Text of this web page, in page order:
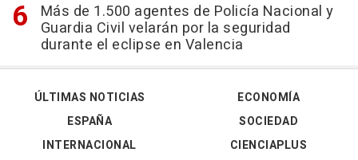
Más de 1.500 agentes de Policía Nacional y
Guardia Civil velarán por la seguridad
durante el eclipse en Valencia
ÚLTIMAS NOTICIAS
ESPAÑA
INTERNACIONAL
ECONOMÍA
SOCIEDAD
CIENCIAPLUS